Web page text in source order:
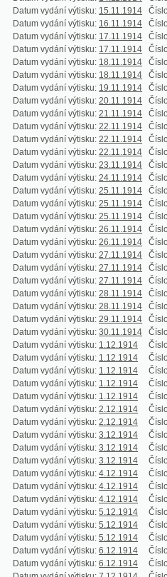
Datum vydání výtisku: 22.11.1914 Číslo
Datum vydání výtisku: 22.11.1914 Číslo
Datum vydání výtisku:23.11.1914 Číslo
Datum vydání výtisku:24.11.1914 Číslo
Datum vydání výtisku:25.11.1914 Číslo
Datum vydání výtisku:25.11.1914 Číslo
Datum vydání výtisku:25.11.1914
Číslo
Datum vydání výtisku:26.11.1914 Číslo
Datum vydání výtisku:26.11.1914
Číslo
Datum vydání výtisku:27.11.1914 Číslo
Datum vydání výtisku:27.11.1914
Číslo
Datum vydání výtisku: 27.11.1914 Číslo
Datum vydání výtisku: 28.11.1914 Číslo
Datum vydání výtisku:28.11.1914 Číslo
Datum vydání výtisku:29.11.1914 Číslo
Datum vydání výtisku:30.11.1914 Číslo
Datum vydání výtisku:1.12.1914
Číslo
Datum vydání výtisku:1.12.1914
Číslo
Datum vydání výtisku:1.12.1914
Číslo
Datum vydání výtisku:1.12.1914
Číslo
Datum vydání výtisku:1.12.1914
Číslo
Datum vydání výtisku:2.12.1914
Číslo
Datum vydání výtisku: 2.12.1914
Číslo
Datum vydání výtisku: 3.12.1914 Číslo
Datum vydání výtisku:3.12.1914 Číslo
Datum vydání výtisku:3.12.1914
Číslo
Datum vydání výtisku:4.12.1914
Číslo
Datum vydání výtisku:4.12.1914
Číslo
Datum vydání výtisku:4.12.1914
Číslo
Datum vydání výtisku:5.12.1914
Číslo
Datum vydání výtisku:5.12.1914
Číslo
Datum vydání výtisku:5.12.1914
Číslo
Datum vydání výtisku:6.12.1914
Číslo
Datum vydání výtisku: 6.12.1914
Číslo
Datum vydání výtisku: 7.12.1914 Číslo
Datum vydání výtisku:7.12.1914 Číslo
Datum vydání výtisku:8.12.1914
Číslo
Datum vydání výtisku:8.12.1914
Číslo
Datum vydání výtisku:9.12.1914
Číslo
Datum vydání výtisku:9.12.1914
Číslo
Datum vydání výtisku:9.12.1914
Číslo
Datum vydání výtisku:10.12.1914 Číslo
Datum vydání výtisku:10.12.1914 Číslo
Datum vydání výtisku:10.12.1914 Číslo
Datum vydání výtisku: 11.12.1914 Číslo
Datum vydání výtisku: 11.12.1914 Číslo
Datum vydání výtisku:11.12.1914 Číslo
Datum vydání výtisku:12.12.1914 Číslo
Datum vydání výtisku:12.12.1914 Číslo